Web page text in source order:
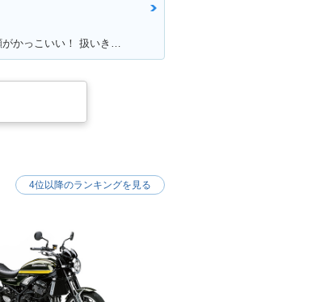
4位以降のランキングを見る